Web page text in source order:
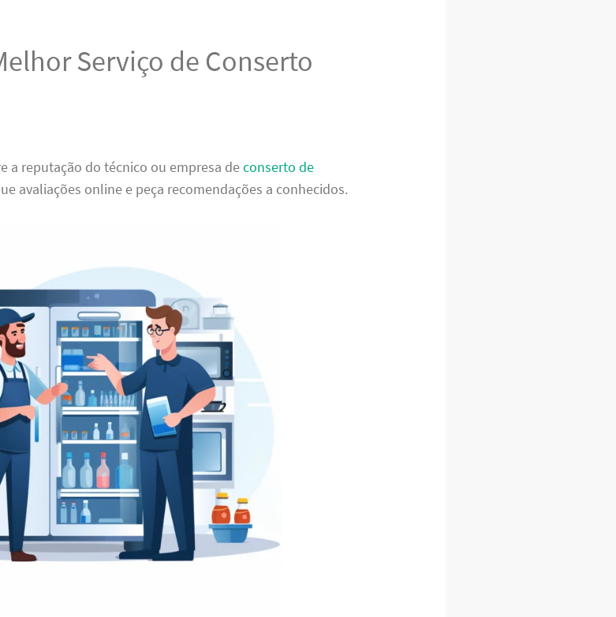
Serviço de Conserto
a reputação do técnico ou empresa deconserto de
avaliações online e peça recomendações a conhecidos.